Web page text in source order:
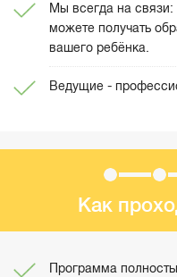
Мы всегда на
можете получать
вашего ребёнка.
Ведущие -
Как
Программа